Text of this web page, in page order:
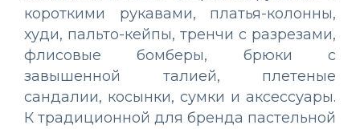
короткими рукавами, платья-колонны,
худи, пальто-кейпы, тренчи с разрезами,
флисовые бомберы, брюки с
завышенной талией, плетеные
сандалии, косынки, сумки и аксессуары.
К традиционной для бренда пастельной